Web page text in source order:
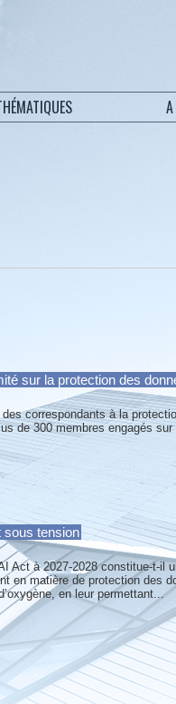
sur la protection des
correspondants à la
de 300 membres engagés
sous tension
Act à 2027-2028 constitue-t-il
en matière de protection des
en leur permettant...